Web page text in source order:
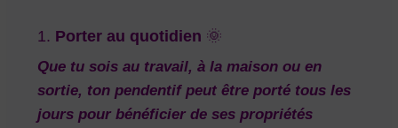
1. Porter au quotidien 🌞
Que tu sois au travail, à la maison ou en
sortie, ton pendentif peut être porté tous les
jours pour bénéficier de ses propriétés